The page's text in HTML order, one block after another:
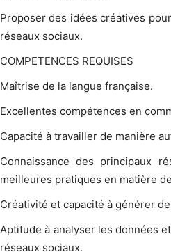
Proposer des idées créatives
réseaux sociaux.
COMPETENCES REQUISES
Maîtrise de la langue française.
Excellentes compétences en
Capacité à travailler de manière
Connaissance des principaux
meilleures pratiques en matière
Créativité et capacité à générer
Aptitude à analyser les données
réseaux sociaux.